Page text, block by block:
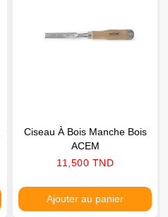
Ciseau À Bois Manche Bois
ACEM
Prix
11,500 TND
Ajouter au panier